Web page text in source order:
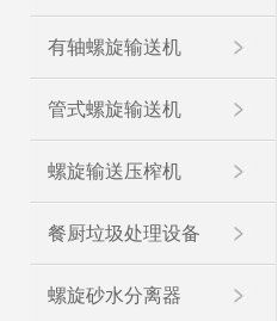
有轴螺旋输送机
管式螺旋输送机
螺旋输送压榨机
餐厨垃圾处理设备
螺旋砂水分离器